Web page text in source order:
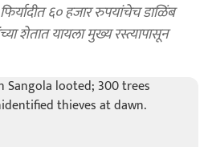
६० हजार रुपयांचेच डाळिंब
शेतात यायला मुख्य रस्त्यापासून